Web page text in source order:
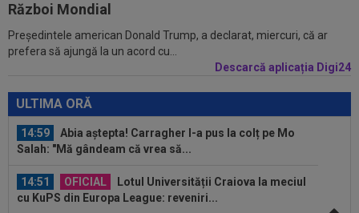
Război Mondial
Președintele american Donald Trump, a declarat, miercuri, că ar
prefera să ajungă la un acord cu...
Descarcă aplicația Digi24
ULTIMA ORĂ
15:09
A fost la un pas de Inter, dar a bătut palma cu
altă echipă și l-a lăsat pe...
Champions League!
14:59
Abia aștepta! Carragher l-a pus la colț pe Mo
Salah: "Mă gândeam că vrea să...
14:51 OFICIAL
Lotul Universității Craiova la meciul
cu KuPS din Europa League: reveniri...